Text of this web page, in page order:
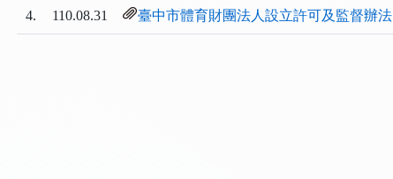
4. 110.08.31 臺中市體育財團法人設立許可及監督辦法